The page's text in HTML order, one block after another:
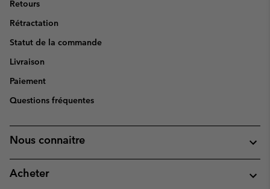
Retours
Rétractation
Statut de la commande
Livraison
Paiement
Questions fréquentes
Nous connaitre
Acheter